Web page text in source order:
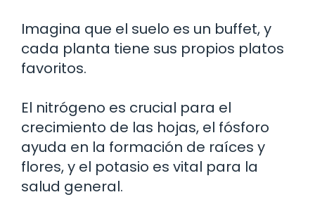
Imagina que el suelo es un buffet, y
cada planta tiene sus propios platos
favoritos.
El nitrógeno es crucial para el
crecimiento de las hojas, el fósforo
ayuda en la formación de raíces y
flores, y el potasio es vital para la
salud general.